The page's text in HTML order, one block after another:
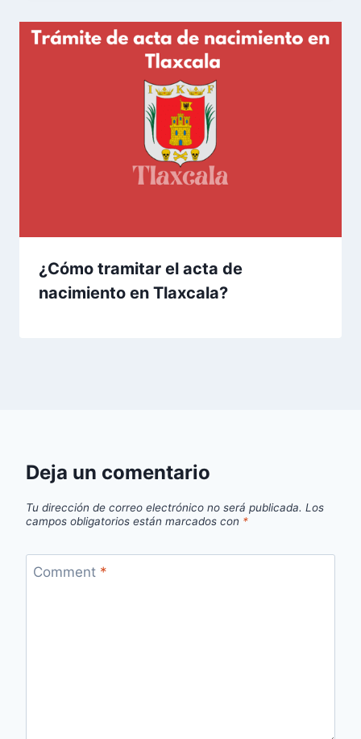
¿Cómo tramitar el acta de
nacimiento en Tlaxcala?
Deja un comentario
Tu dirección de correo electrónico no será publicada. Los
campos obligatorios están marcados con *
Comment *